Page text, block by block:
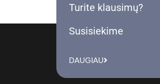
Turite klausimų?
Susisiekime
DAUGIAU